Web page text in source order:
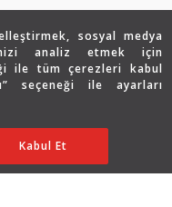
sosyal medya
analiz etmek için
ile tüm çerezleri kabul
seçeneği ile ayarları
Ayarları Düzenle
Kabul Et
SATIN ALIN
Diamond
sitenin tüm hakları